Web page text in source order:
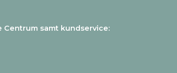
samt kundservice: